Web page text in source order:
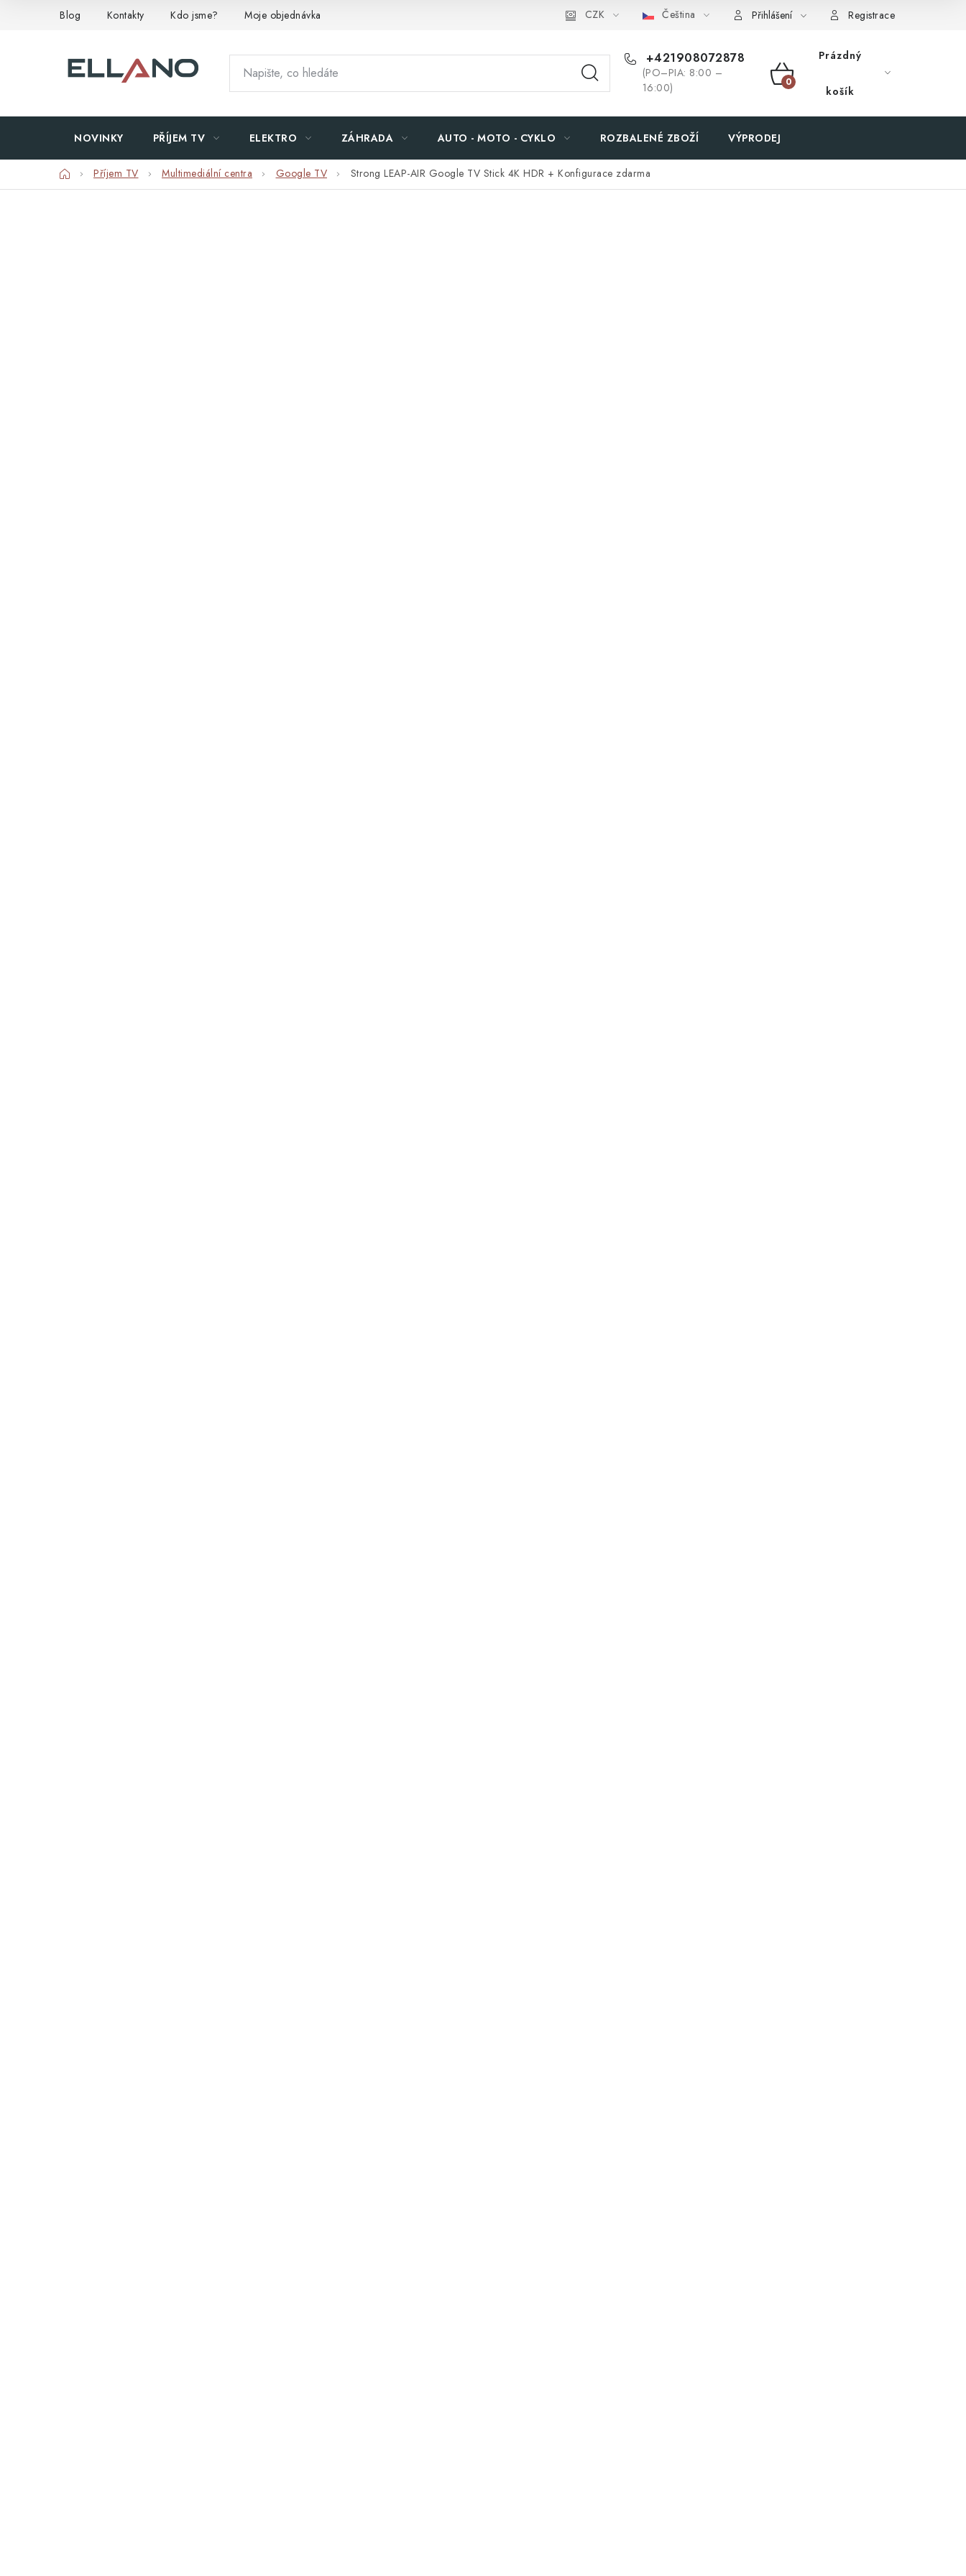
Blog Kontakty Kdo jsme? Moje objednávka CZK Čeština Přihlášení Registrace
+421908072878
(PO–PIA: 8:00 –
16:00)
NÁKUPNÍ
Prázdný
košík
NOVINKY PŘÍJEM TV ELEKTRO ZÁHRADA AUTO - MOTO - CYKLO ROZBALENÉ ZBOŽÍ VÝPRODEJ
DomůPříjem TV Multimediální centra Google TV Strong LEAP-AIR Google TV Stick 4K HDR + Konfigurace zdarma